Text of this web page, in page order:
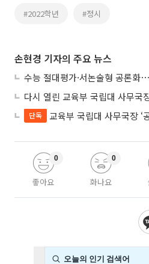
#2022학년 #정시
손현경 기자의 주요 뉴스
다시 열린 교육부 국립대 사무국
단독 교육부 국립대 사무국장 ‘공무원 배제’
좋아요
0
화나요
0